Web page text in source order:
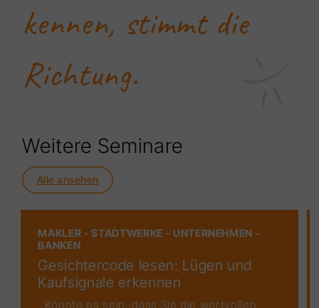
kennen, stimmt die
Richtung.
Weitere Seminare
Alle ansehen
MAKLER - STADTWERKE - UNTERNEHMEN -
BANKEN
Gesichtercode lesen: Lügen und
Kaufsignale erkennen
Könnte es sein, dass Sie die wertvollen